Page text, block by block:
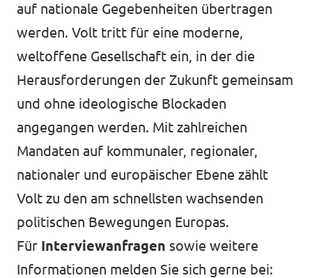
auf nationale Gegebenheiten übertragen
werden. Volt tritt für eine moderne,
weltoffene Gesellschaft ein, in der die
Herausforderungen der Zukunft gemeinsam
und ohne ideologische Blockaden
angegangen werden. Mit zahlreichen
Mandaten auf kommunaler, regionaler,
nationaler und europäischer Ebene zählt
Volt zu den am schnellsten wachsenden
politischen Bewegungen Europas.
Für Interviewanfragen sowie weitere
Informationen melden Sie sich gerne bei: